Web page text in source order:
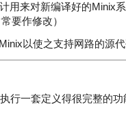
用来对新编译好的Minix
要作修改）
以使之支持网路的源
行一套定义得很完整的功